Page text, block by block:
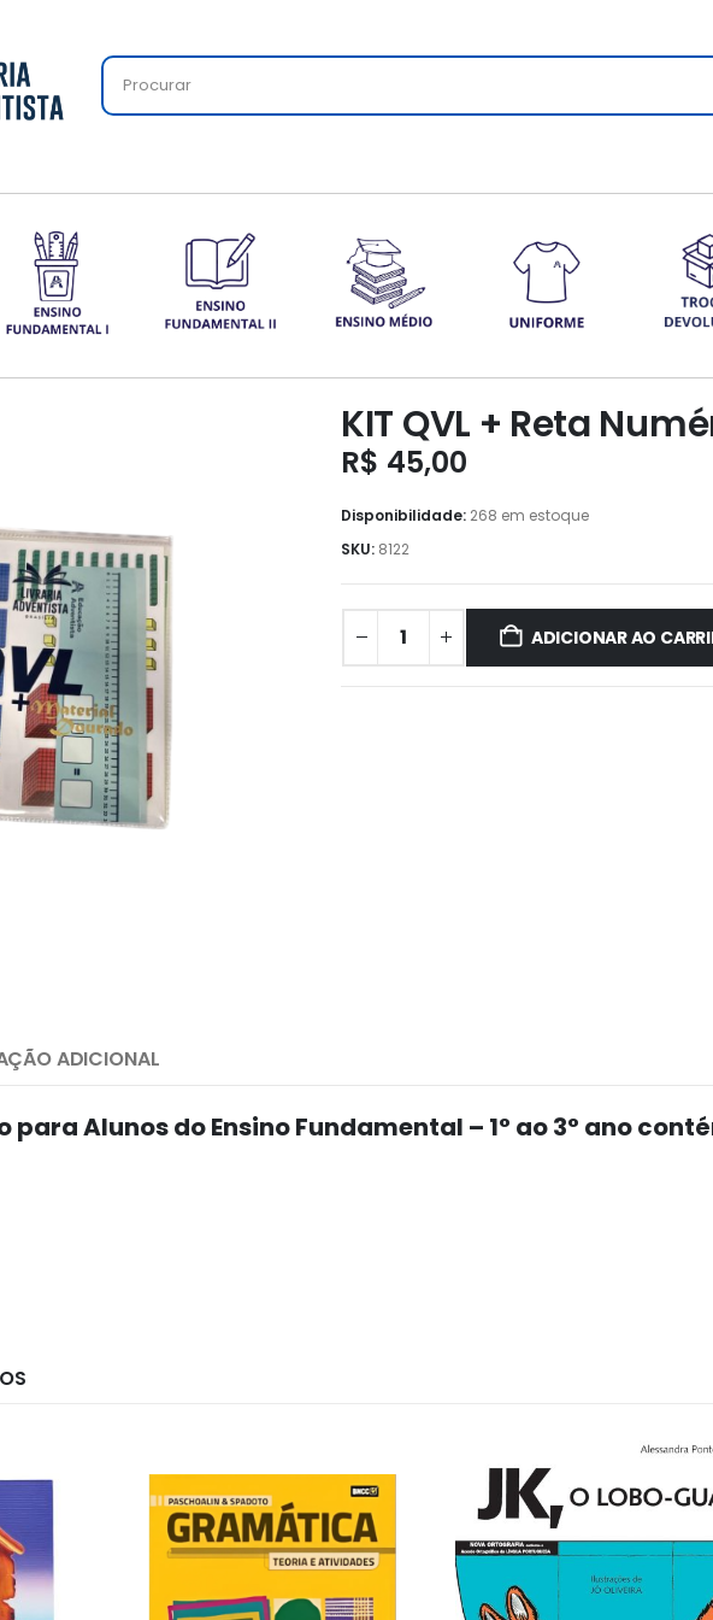
KIT QVL + Reta
R$ 45,00
Disponibilidade: 268 em estoque
SKU: 8122
ADICIONAR AO
ADICIONAL
para Alunos do Ensino Fundamental – 1° ao 3° ano